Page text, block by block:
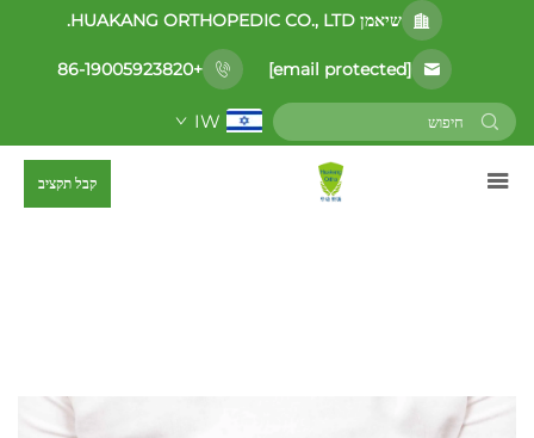
שיאמן HUAKANG ORTHOPEDIC CO., LTD.
[email protected]
+86-19005923820
IW
קבל תקציב